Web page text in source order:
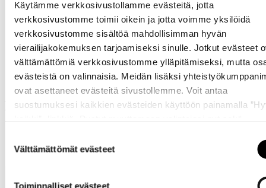
Käytämme verkkosivustollamme evästeitä, jotta
verkkosivustomme toimii oikein ja jotta voimme yksilöidä
verkkosivustomme sisältöä mahdollisimman hyvän
vierailijakokemuksen tarjoamiseksi sinulle. Jotkut evästeet
välttämättömiä verkkosivustomme ylläpitämiseksi, mutta
evästeistä on valinnaisia. Meidän lisäksi
ovat asettaneet evästeitä sivustollemme. Voit antaa
suostumuksesi kaikkien evästeiden käyttöön painamalla
valinta
Välttämättömät evästeet
Toiminnalliset evästeet
Samankaltaisia tuotteita
Muut ostivat myös